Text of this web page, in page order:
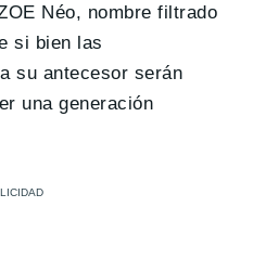
Néo, nombre filtrado
si bien las
su antecesor serán
una generación